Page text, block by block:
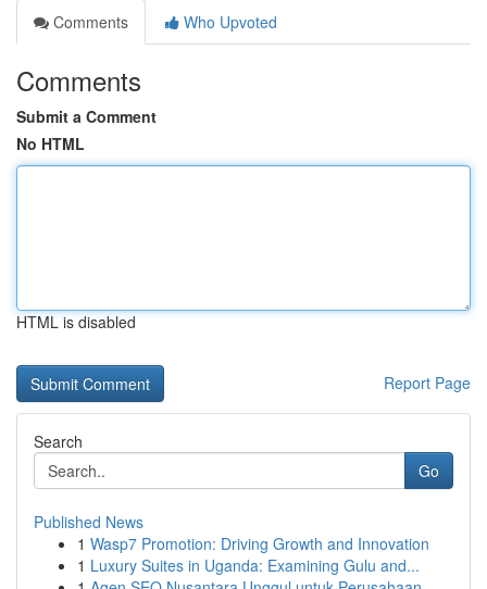
Comments
Who Upvoted
Comments
Submit a Comment
No HTML
HTML is disabled
Report Page
Search
Go
Published News
1 Wasp7 Promotion: Driving Growth and Innovation
1 Luxury Suites in Uganda: Examining Gulu and...